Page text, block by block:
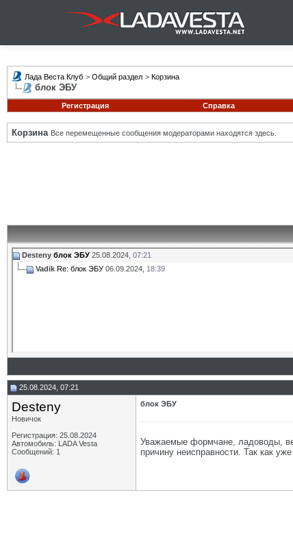
Лада Веста Клуб > Общий раздел > Корзина
блок ЭБУ
Регистрация
Справка
Корзина Все перемещенные сообщения модераторами находятся здесь.
Desteny блок ЭБУ 25.08.2024, 07:21
Vadik Re: блок ЭБУ 06.09.2024, 18:39
25.08.2024, 07:21
Desteny
Новичок
Регистрация: 25.08.2024
Автомобиль: LADA Vesta
Сообщений: 1
блок ЭБУ
Уважаемые формчане, ладоводы,
причину неисправности. Так как